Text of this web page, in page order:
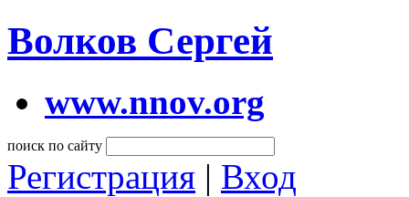
Волков Сергей
www.nnov.org
поиск по сайту
Регистрация | Вход